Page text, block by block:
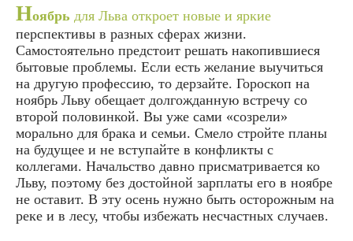
Ноябрь для Льва откроет новые и яркие
перспективы в разных сферах жизни.
Самостоятельно предстоит решать накопившиеся
бытовые проблемы. Если есть желание выучиться
на другую профессию, то дерзайте. Гороскоп на
ноябрь Льву обещает долгожданную встречу со
второй половинкой. Вы уже сами «созрели»
морально для брака и семьи. Смело стройте планы
на будущее и не вступайте в конфликты с
коллегами. Начальство давно присматривается ко
Льву, поэтому без достойной зарплаты его в ноябре
не оставит. В эту осень нужно быть осторожным на
реке и в лесу, чтобы избежать несчастных случаев.